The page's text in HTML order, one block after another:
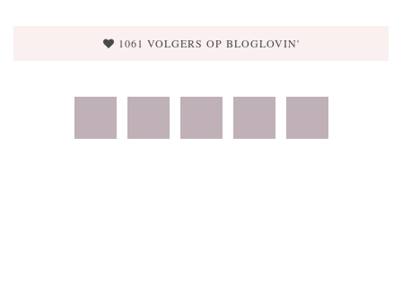
1061 VOLGERS OP BLOGLOVIN'